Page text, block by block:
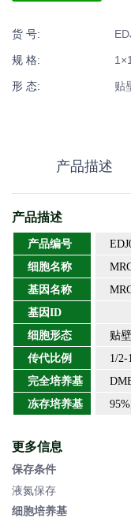
货 号:
规 格:
形 态: 贴
产品描述
产品描述
产品编号
细胞名称
基因名称
基因ID
细胞形态
贴壁
传代比例
1/2-
完全培养基
冻存培养基
95%
更多信息
保存条件
液氮保存
细胞培养基